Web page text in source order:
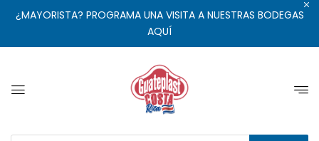
¿MAYORISTA? PROGRAMA UNA VISITA A NUESTRAS BODEGAS
AQUÍ